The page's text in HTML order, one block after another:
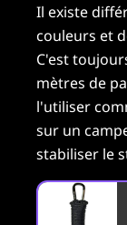
Il existe
couleurs et
C'est
mètres de
l'utiliser
sur un
stabiliser le